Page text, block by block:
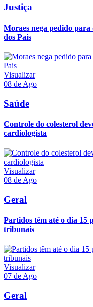
Justiça
Moraes nega pedido
dos Pais
Visualizar
08 de Ago
Saúde
Controle do colesterol
cardiologista
Visualizar
08 de Ago
Geral
Partidos têm até o dia 15
tribunais
Visualizar
07 de Ago
Geral